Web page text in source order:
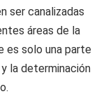
ser canalizadas
áreas de la
es solo una parte
la determinación